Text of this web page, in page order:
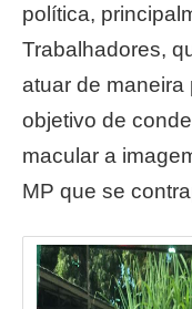
política,
Trabalhadores,
atuar de maneira
objetivo de
macular a
MP que se